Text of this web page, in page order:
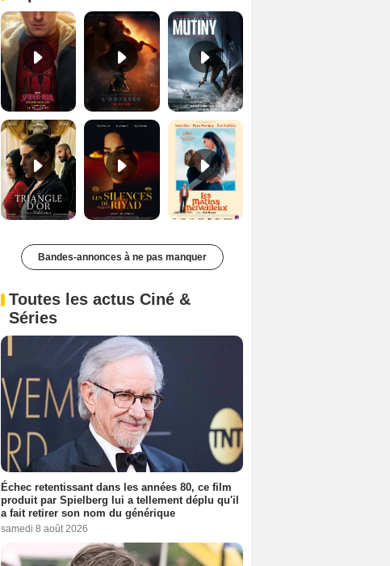
Les Silences de Riyad Bande-annonce VO STFR Les Matins merveilleux Bande-annonce VF
Bandes-annonces à ne pas manquer
Toutes les actus Ciné &
Séries
Échec retentissant dans les années 80, ce film
produit par Spielberg lui a tellement déplu qu'il
a fait retirer son nom du générique
samedi 8 août 2026